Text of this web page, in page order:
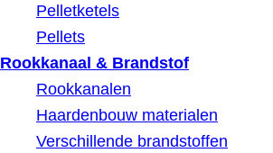
Pelletketels
Pellets
Rookkanaal & Brandstof
Rookkanalen
Haardenbouw materialen
Verschillende brandstoffen